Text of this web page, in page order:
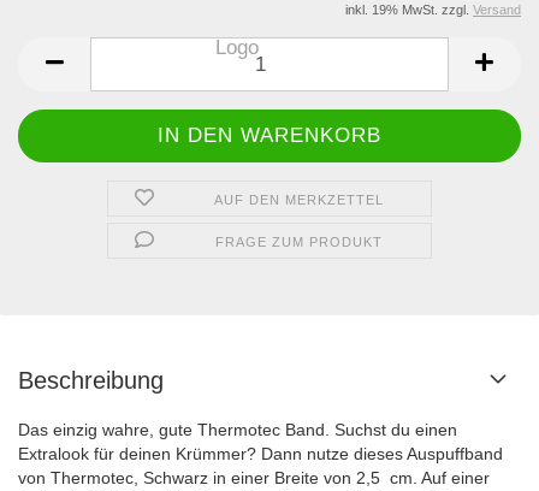
inkl. 19% MwSt. zzgl. Versand
AUF DEN MERKZETTEL
FRAGE ZUM PRODUKT
Beschreibung
Das einzig wahre, gute Thermotec Band. Suchst du einen
Extralook für deinen Krümmer? Dann nutze dieses Auspuffband
von Thermotec, Schwarz in einer Breite von 2,5 cm. Auf einer